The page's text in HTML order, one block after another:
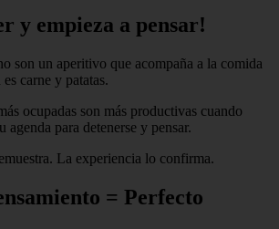
y empieza a pensar!
son un aperitivo que acompaña a la comida
carne y patatas.
ocupadas son más productivas cuando
agenda para detenerse y pensar.
La experiencia lo confirma.
= Perfecto